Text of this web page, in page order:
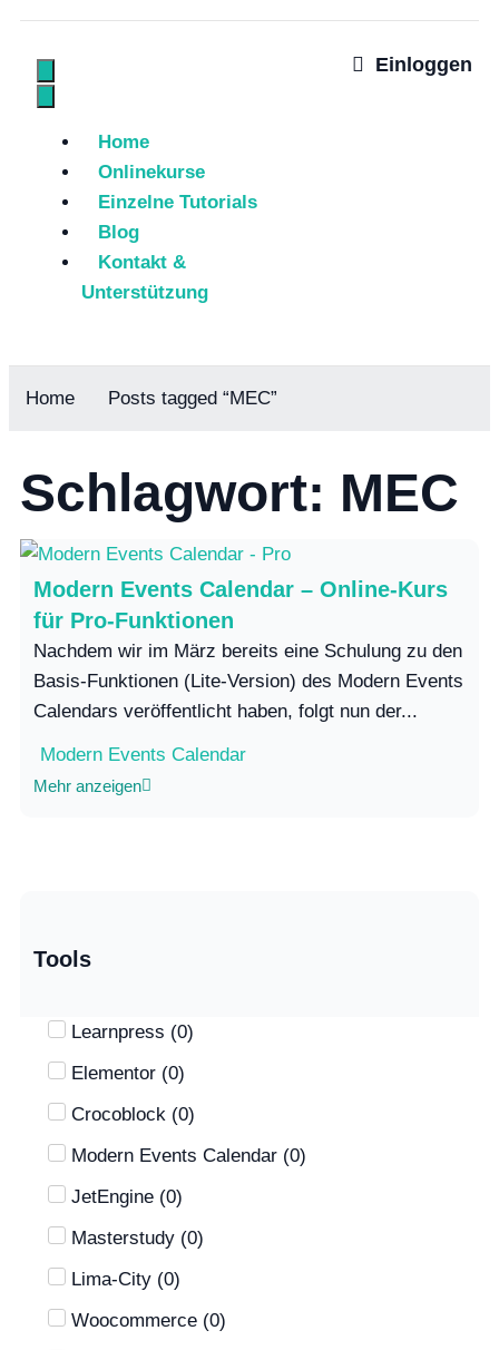
Home
Onlinekurse
Einzelne Tutorials
Blog
Kontakt &
Unterstützung
Einloggen
Home Posts tagged “MEC”
Schlagwort: MEC
Modern Events Calendar – Online-Kurs
für Pro-Funktionen
Nachdem wir im März bereits eine Schulung zu den
Basis-Funktionen (Lite-Version) des Modern Events
Calendars veröffentlicht haben, folgt nun der...
Modern Events Calendar
Mehr anzeigen
Tools
Learnpress (0)
Elementor (0)
Crocoblock (0)
Modern Events Calendar (0)
JetEngine (0)
Masterstudy (0)
Lima-City (0)
Woocommerce (0)